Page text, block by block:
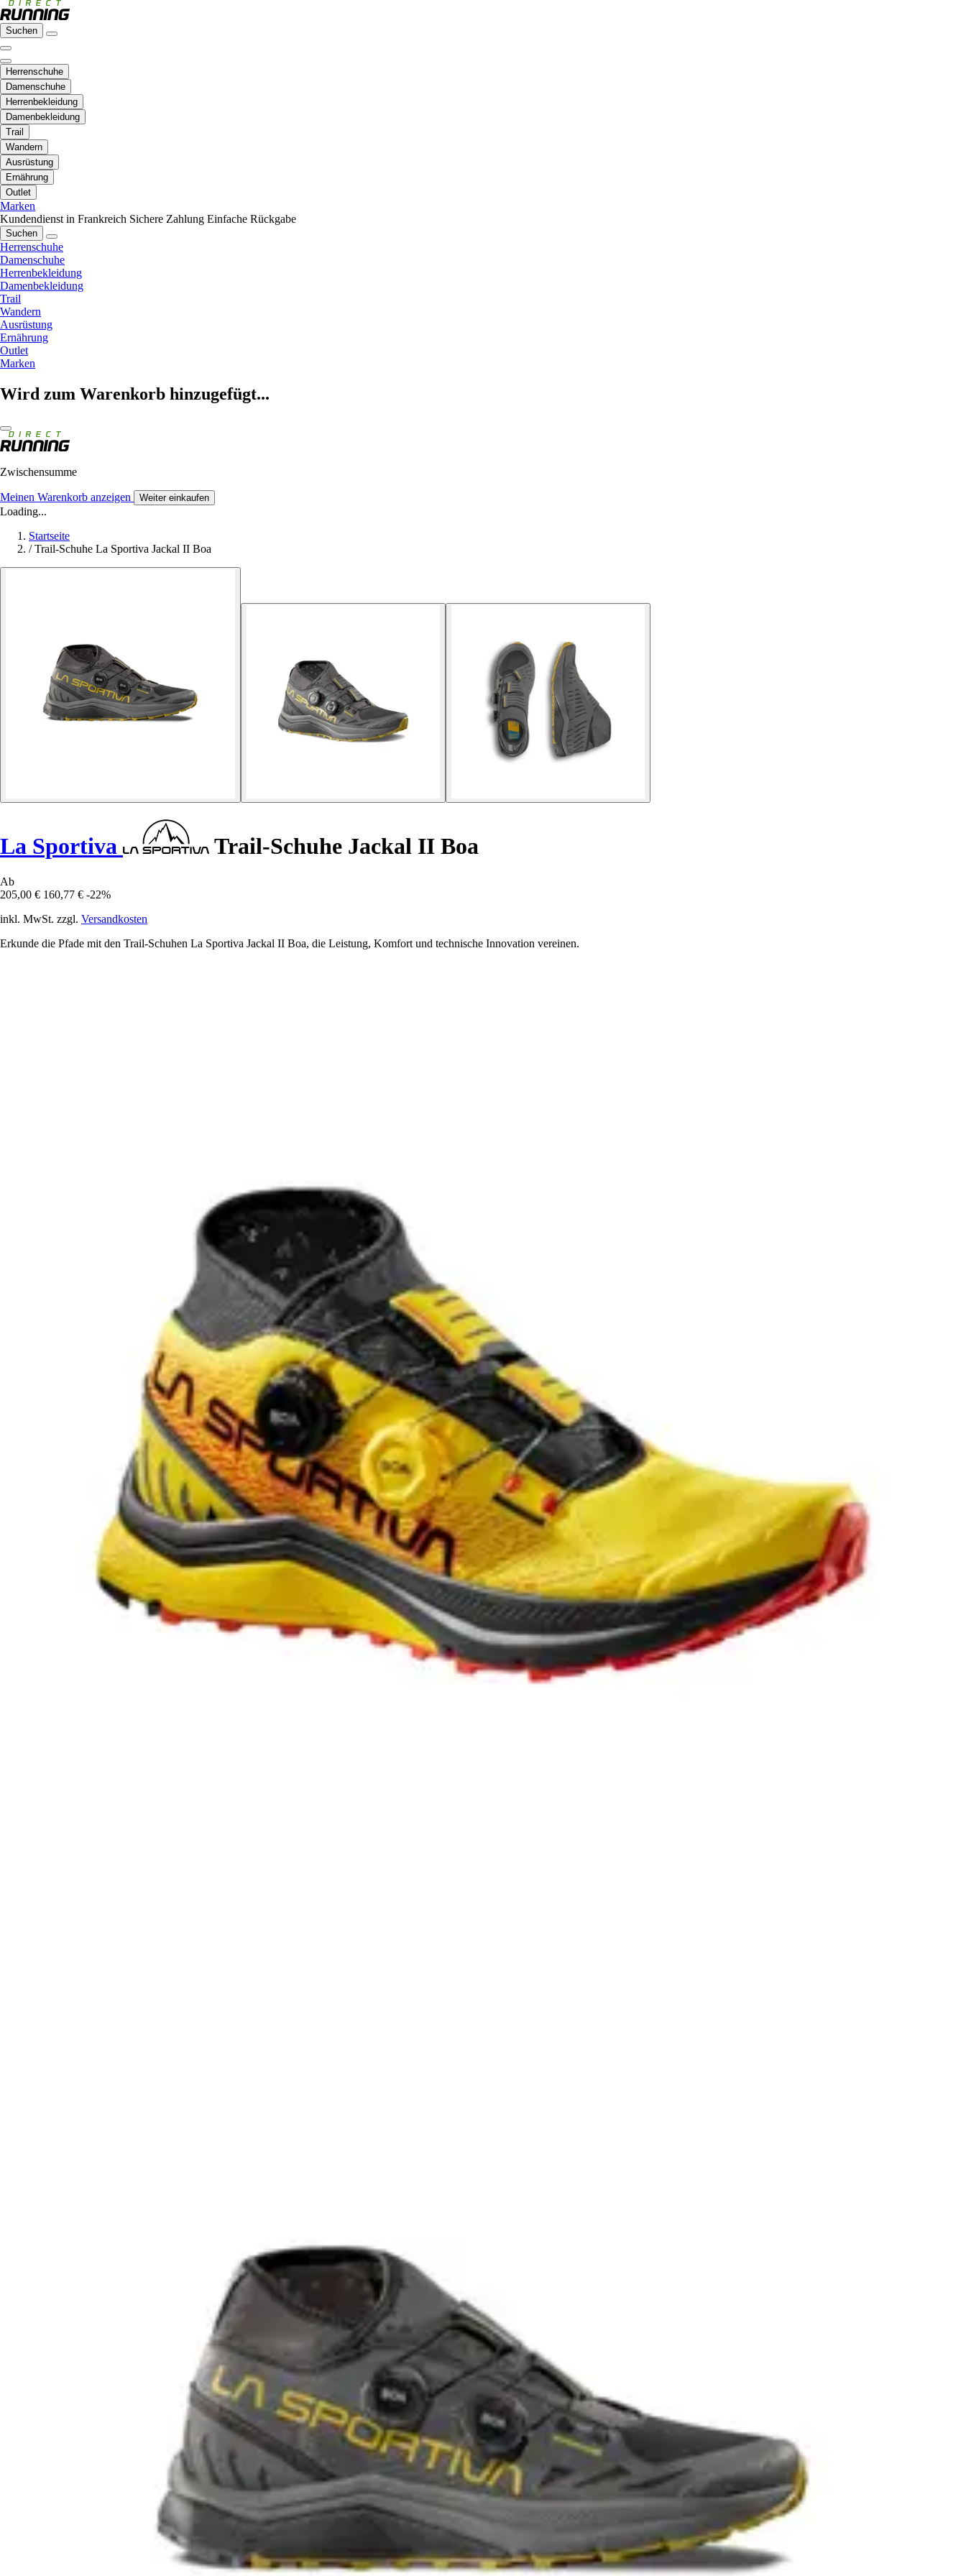
Suchen
Herrenschuhe
Damenschuhe
Herrenbekleidung
Damenbekleidung
Trail
Wandern
Ausrüstung
Ernährung
Outlet
Marken
Kundendienst in Frankreich Sichere Zahlung Einfache Rückgabe
Suchen
Herrenschuhe
Damenschuhe
Herrenbekleidung
Damenbekleidung
Trail
Wandern
Ausrüstung
Ernährung
Outlet
Marken
Wird zum Warenkorb hinzugefügt...
Zwischensumme
Meinen Warenkorb anzeigen Weiter einkaufen
Loading...
Startseite
/ Trail-Schuhe La Sportiva Jackal II Boa
La Sportiva Trail-Schuhe Jackal II Boa
Ab
205,00 € 160,77 € -22%
inkl. MwSt. zzgl. Versandkosten
Erkunde die Pfade mit den Trail-Schuhen La Sportiva Jackal II Boa, die Leistung, Komfort und technische Innovation vereinen.